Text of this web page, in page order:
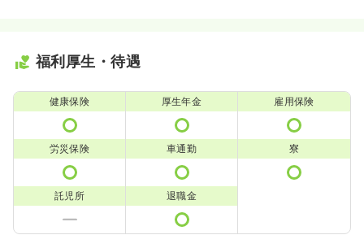
福利厚生・待遇
健康保険 厚生年金 雇用保険
労災保険 車通勤 寮
託児所 退職金